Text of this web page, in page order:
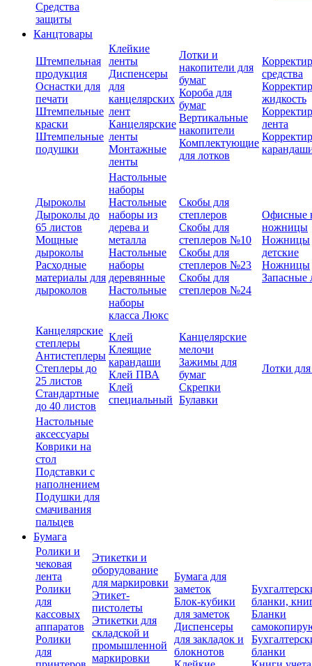
Средства
защиты
Канцтовары
Штемпельная
продукция
Оснастки для
печати
Штемпельные
краски
Штемпельные
подушки
Клейкие
ленты
Диспенсеры
для
канцелярских
лент
Канцелярские
ленты
Монтажные
ленты
Лотки и
накопители для
бумаг
Короба для
бумаг
Вертикальные
накопители
Комплектующие
для лотков
средства
жидкость
лента
Дыроколы
Дыроколы до
65 листов
Мощные
дыроколы
Расходные
материалы для
дыроколов
Настольные
наборы
Настольные
наборы из
дерева и
металла
Настольные
наборы
деревянные
Настольные
наборы
класса Люкс
Скобы для
степлеров
Скобы для
степлеров №10
Скобы для
степлеров №23
Скобы для
степлеров №24
Офисные
ножницы
Ножницы
детские
Ножницы
Запасные
Канцелярские
степлеры
Антистеплеры
Степлеры до
25 листов
Стандартные
до 40 листов
Клей
Клеящие
карандаши
Клей ПВА
Клей
специальный
Канцелярские
мелочи
Зажимы для
бумаг
Скрепки
Булавки
Лотки
Настольные
аксессуары
Коврики на
стол
Подставки с
наполнением
Подушки для
смачивания
пальцев
Бумага
Ролики и
чековая
лента
Ролики
для
кассовых
аппаратов
Ролики
для
Этикетки и
оборудование
для маркировки
Этикет-
пистолеты
Этикетки для
складской и
промышленной
маркировки
Бумага для
заметок
Блок-кубики
для заметок
Диспенсеры
для закладок и
блокнотов
бланки,
Бланки
бланки